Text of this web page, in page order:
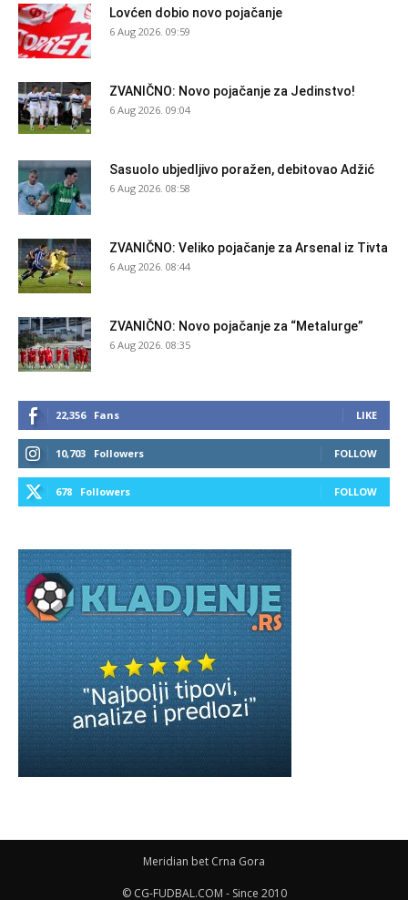
Lovćen dobio novo pojačanje
6 Aug 2026. 09:59
ZVANIČNO: Novo pojačanje za Jedinstvo!
6 Aug 2026. 09:04
Sasuolo ubjedljivo poražen, debitovao Adžić
6 Aug 2026. 08:58
ZVANIČNO: Veliko pojačanje za Arsenal iz Tivta
6 Aug 2026. 08:44
ZVANIČNO: Novo pojačanje za “Metalurge”
6 Aug 2026. 08:35
22,356 Fans LIKE
10,703 Followers FOLLOW
678 Followers FOLLOW
Meridian bet Crna Gora
© CG-FUDBAL.COM - Since 2010